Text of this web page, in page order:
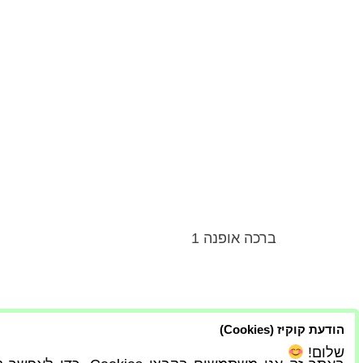
ברכה אופנה 1
הודעת קוקיז (Cookies)
שלום!